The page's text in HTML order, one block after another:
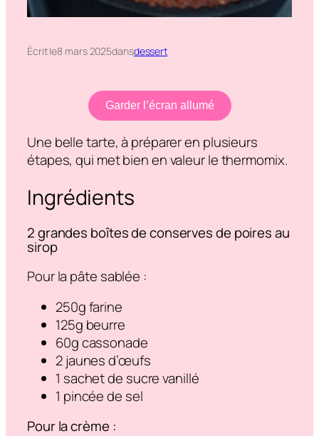
Écrit le8 mars 2025dansdessert
Garder l’écran allumé
Une belle tarte, à préparer en plusieurs
étapes, qui met bien en valeur le thermomix.
Ingrédients
2 grandes boîtes de conserves de poires au
sirop
Pour la pâte sablée :
250g farine
125g beurre
60g cassonade
2 jaunes d’œufs
1 sachet de sucre vanillé
1 pincée de sel
Pour la crème :